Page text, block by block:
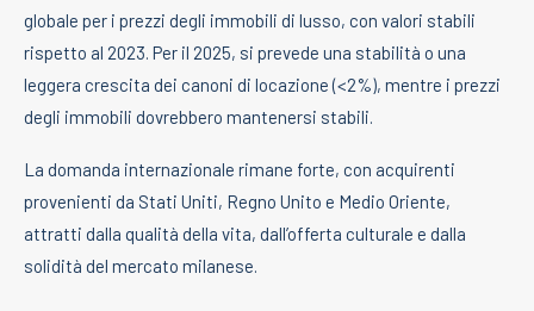
globale per i prezzi degli immobili di lusso, con valori stabili
rispetto al 2023. Per il 2025, si prevede una stabilità o una
leggera crescita dei canoni di locazione (<2%), mentre i prezzi
degli immobili dovrebbero mantenersi stabili.
La domanda internazionale rimane forte, con acquirenti
provenienti da Stati Uniti, Regno Unito e Medio Oriente,
attratti dalla qualità della vita, dall’offerta culturale e dalla
solidità del mercato milanese.